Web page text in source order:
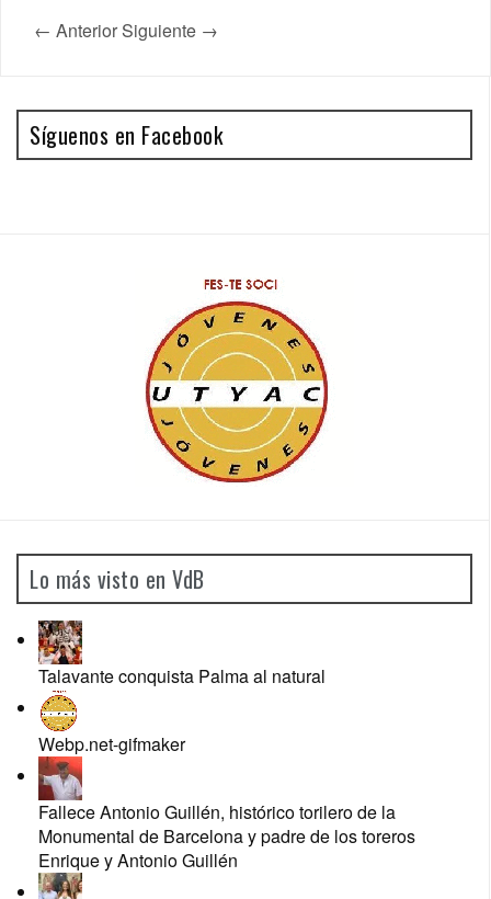
← Anterior Siguiente →
Síguenos en Facebook
Lo más visto en VdB
Talavante conquista Palma al natural
Webp.net-gifmaker
Fallece Antonio Guillén, histórico torilero de la
Monumental de Barcelona y padre de los toreros
Enrique y Antonio Guillén